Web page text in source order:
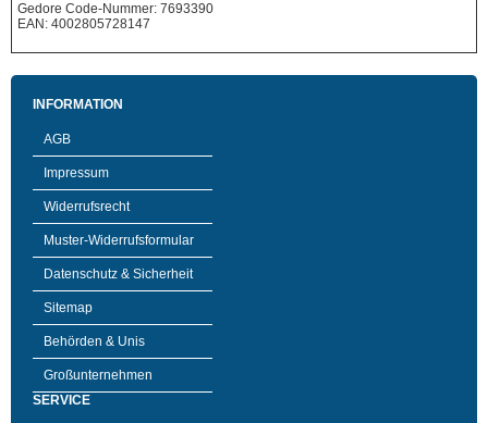
Gedore Code-Nummer: 7693390
EAN: 4002805728147
INFORMATION
AGB
Impressum
Widerrufsrecht
Muster-Widerrufsformular
Datenschutz & Sicherheit
Sitemap
Behörden & Unis
Großunternehmen
SERVICE